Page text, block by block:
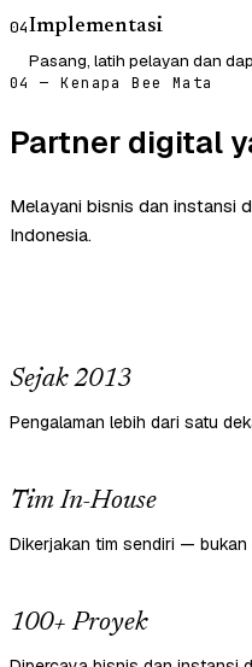
04Implementasi
Pasang, latih pelayan dan
04 — Kenapa Bee Mata
Partner digital
Melayani bisnis dan instansi
Indonesia.
Sejak 2013
Pengalaman lebih dari satu
Tim In-House
Dikerjakan tim sendiri — bukan
100+ Proyek